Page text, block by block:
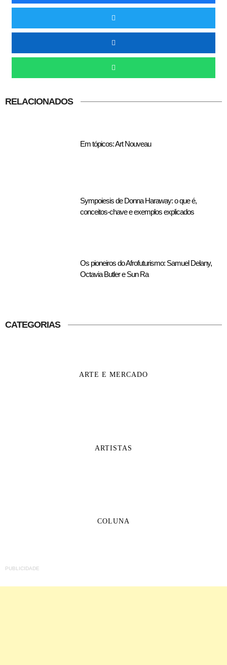
RELACIONADOS
Em tópicos: Art Nouveau
Sympoiesis de Donna Haraway: o que é,
conceitos-chave e exemplos explicados
Os pioneiros do Afrofuturismo: Samuel Delany,
Octavia Butler e Sun Ra
CATEGORIAS
ARTE E MERCADO
ARTISTAS
COLUNA
PUBLICIDADE